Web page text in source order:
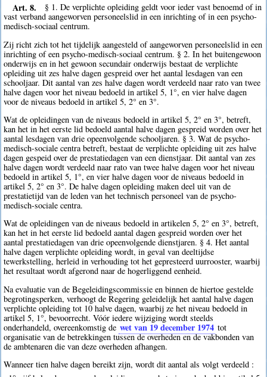
Art. 8.
§ 1. De verplichte opleiding geldt voor ieder vast benoemd of in
vast verband aangeworven personeelslid in een inrichting of in een psycho-
medisch-sociaal centrum.
Zij richt zich tot het tijdelijk aangesteld of aangeworven personeelslid in een
inrichting of een psycho-medisch-sociaal centrum. § 2. In het buitengewoon
onderwijs en in het gewoon secundair onderwijs bestaat de verplichte
opleiding uit zes halve dagen gespreid over het aantal lesdagen van een
schooljaar. Dit aantal van zes halve dagen wordt verdeeld naar rato van twee
halve dagen voor het niveau bedoeld in artikel 5, 1°, en vier halve dagen
voor de niveaus bedoeld in artikel 5, 2° en 3°.
Wat de opleidingen van de niveaus bedoeld in artikel 5, 2° en 3°, betreft,
kan het in het eerste lid bedoeld aantal halve dagen gespreid worden over het
aantal lesdagen van drie opeenvolgende schooljaren. § 3. Wat de psycho-
medisch-sociale centra betreft, bestaat de verplichte opleiding uit zes halve
dagen gespeid over de prestatiedagen van een dienstjaar. Dit aantal van zes
halve dagen wordt verdeeld naar rato van twee halve dagen voor het niveau
bedoeld in artikel 5, 1°, en vier halve dagen voor de niveaus bedoeld in
artikel 5, 2° en 3°. De halve dagen opleiding maken deel uit van de
prestatietijd van de leden van het technisch personeel van de psycho-
medisch-sociale centra.
Wat de opleidingen van de niveaus bedoeld in artikelen 5, 2° en 3°, betreft,
kan het in het eerste lid bedoeld aantal dagen gespreid worden over het
aantal prestatiedagen van drie opeenvolgende dienstjaren. § 4. Het aantal
halve dagen verplichte opleiding wordt, in geval van deeltijdse
tewerkstelling, herleid in verhouding tot het gepresteerd uurrooster, waarbij
het resultaat wordt afgerond naar de hogerliggend eenheid.
Na evaluatie van de Begeleidingscommissie en binnen de hiertoe gestelde
begrotingsperken, verhoogt de Regering geleidelijk het aantal halve dagen
verplichte opleiding tot 10 halve dagen, waarbij ze het niveau bedoeld in
artikel 5, 1°, bevoorrecht. Vóór iedere wijziging wordt steelds
onderhandeld, overeenkomstig de wet van 19 december 1974 tot
organisatie van de betrekkingen tussen de overheden en de vakbonden van
de ambtenaren die van deze overheden afhangen.
Wanneer tien halve dagen bereikt zijn, wordt dit aantal als volgt verdeeld :